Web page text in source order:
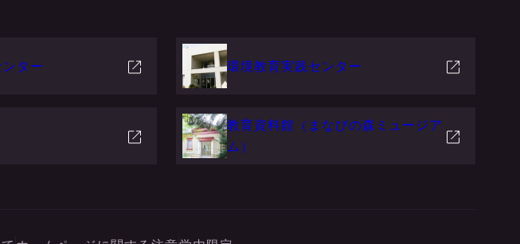
ター 環境教育実践センター
教育資料館（まなびの森ミュージア
ム）